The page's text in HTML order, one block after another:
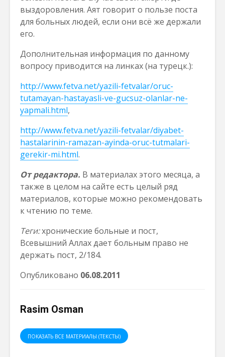
выздоровления. Аят говорит о пользе поста
для больных людей, если они всё же держали
его.
Дополнительная информация по данному
вопросу приводится на линкaх (на турецк.):
http://www.fetva.net/yazili-fetvalar/oruc-
tutamayan-hastayasli-ve-gucsuz-olanlar-ne-
yapmali.html,
http://www.fetva.net/yazili-fetvalar/diyabet-
hastalarinin-ramazan-ayinda-oruc-tutmalari-
gerekir-mi.html.
От редактора. В материалах этого месяца, а
также в целом на сайте есть целый ряд
материалов, которые можно рекомендовать
к чтению по теме.
Теги:хронические больные и пост,
Всевышний Аллах дает больным право не
держать пост, 2/184.
Опубликовано 06.08.2011
Rasim Osman
ПОКАЗАТЬ ВСЕ МАТЕРИАЛЫ (ТЕКСТЫ)